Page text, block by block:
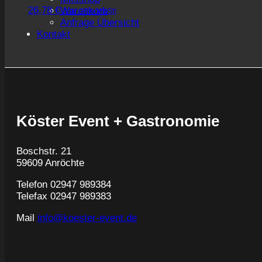
Warenkorb
Anfrage Übersicht
Kontakt
26,78€ (inkl. 19% MwSt)
Köster Event + Gastronomie
Boschstr. 21
59609 Anröchte
Telefon 02947 989384
Telefax 02947 989383
Mail info@koester-event.de